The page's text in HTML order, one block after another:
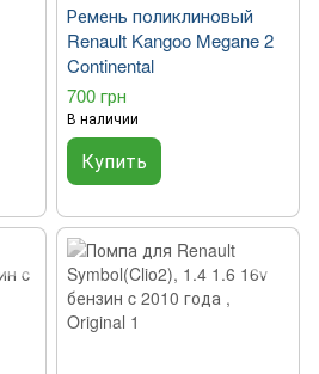
Ремень поликлиновый
Renault Kangoo Megane 2
Continental
700 грн
В наличии
Купить